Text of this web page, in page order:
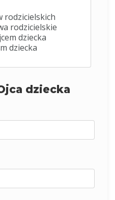
rodzicielskich
rodzicielskie
dziecka
dziecka
dziecka